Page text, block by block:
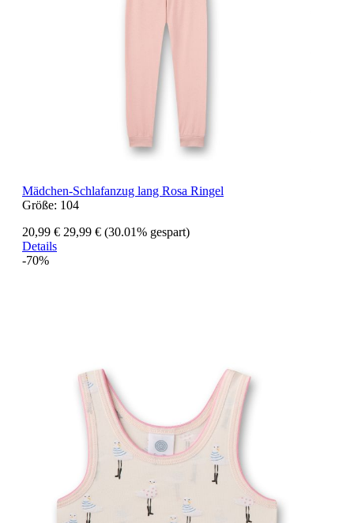
Mädchen-Schlafanzug lang Rosa Ringel
Größe: 104
20,99 € 29,99 € (30.01% gespart)
Details
-70%